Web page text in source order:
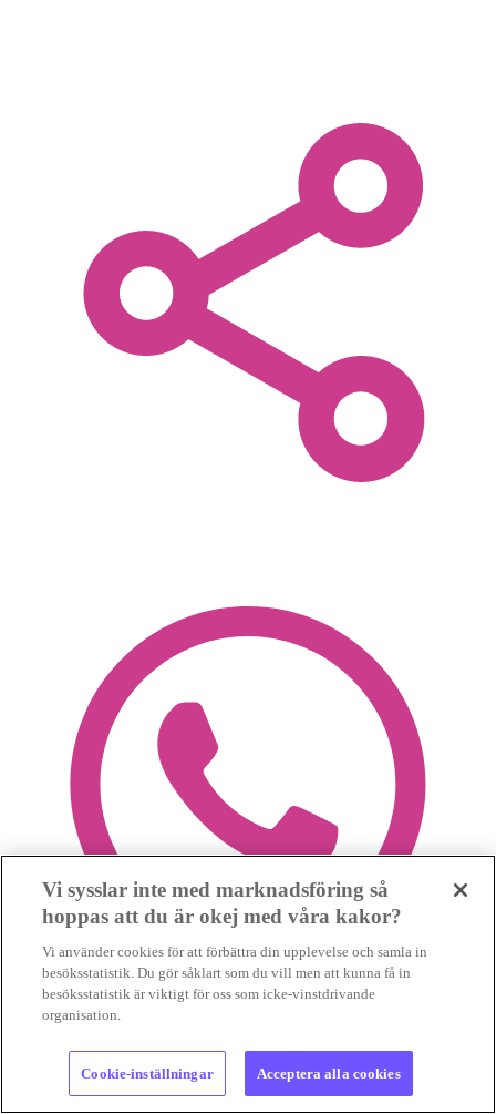
Vi sysslar inte med marknadsföring så
hoppas att du är okej med våra kakor?
Vi använder cookies för att förbättra din upplevelse och samla in
besöksstatistik. Du gör såklart som du vill men att kunna få in
besöksstatistik är viktigt för oss som icke-vinstdrivande
organisation.
Cookie-inställningar Acceptera alla cookies